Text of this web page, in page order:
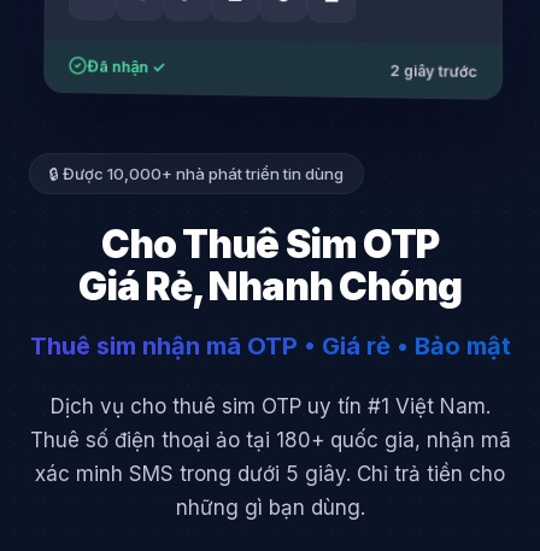
🔒 Được 10,000+ nhà phát triển tin dùng
Cho Thuê Sim OTP
Giá Rẻ, Nhanh Chóng
Thuê sim nhận mã OTP • Giá rẻ • Bảo mật
Dịch vụ cho thuê sim OTP uy tín #1 Việt Nam.
Thuê số điện thoại ảo tại 180+ quốc gia, nhận mã
xác minh SMS trong dưới 5 giây. Chỉ trả tiền cho
những gì bạn dùng.
Đã nhận ✓ 2 giây trước